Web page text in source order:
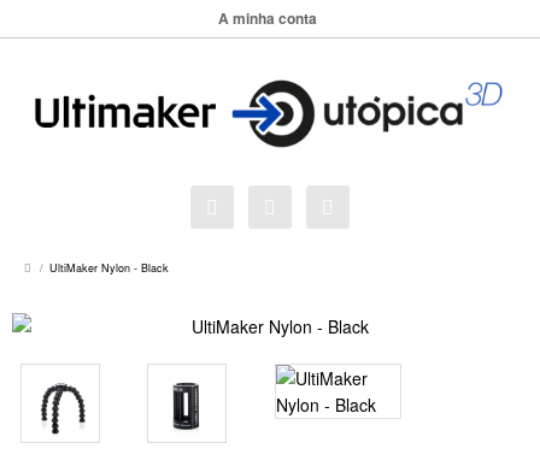
A minha conta
UltiMaker Nylon - Black